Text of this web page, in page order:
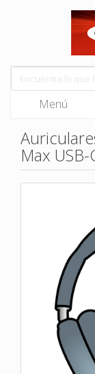
Menú
Max USB-